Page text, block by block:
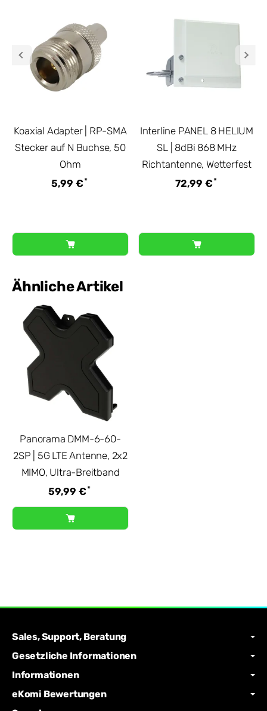
Koaxial Adapter | RP-SMA
Stecker auf N Buchse, 50
Ohm
5,99 €*
Interline PANEL 8 HELIUM
SL | 8dBi 868 MHz
Richtantenne, Wetterfest
72,99 €*
Ähnliche Artikel
Panorama DMM-6-60-
2SP | 5G LTE Antenne, 2x2
MIMO, Ultra-Breitband
59,99 €*
Sales, Support, Beratung
Gesetzliche Informationen
Informationen
eKomi Bewertungen